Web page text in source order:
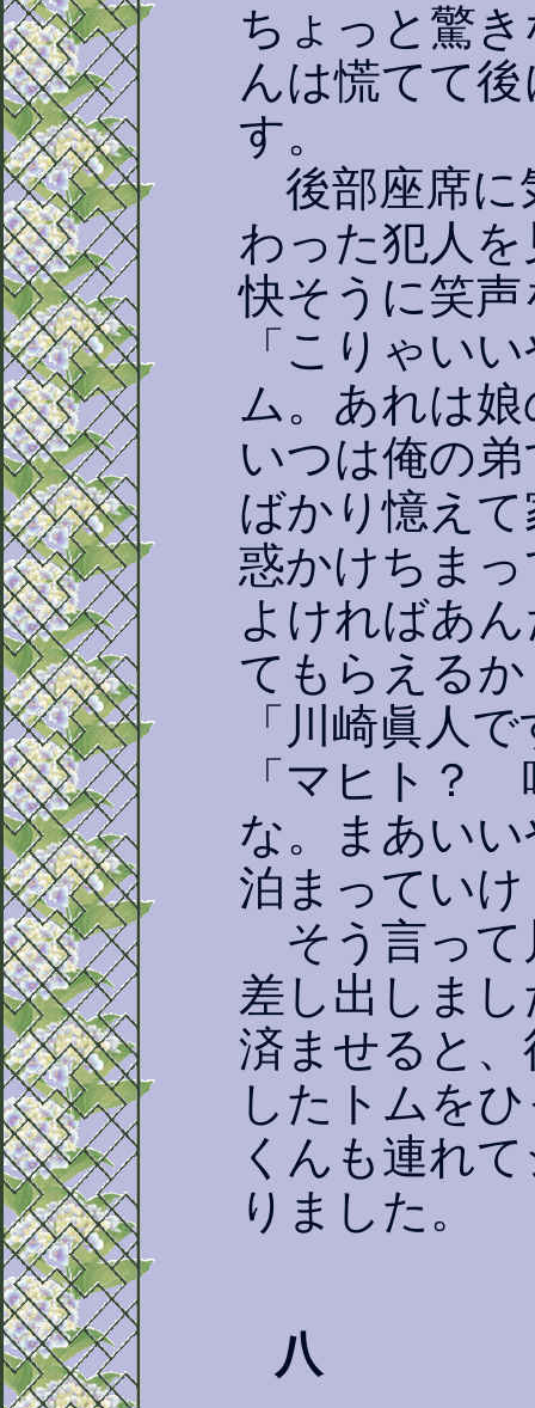
ちょっと驚
んは慌てて
す。
後部座席に
わった犯人
快そうに笑
「こりゃい
ム。あれは
いつは俺の
ばかり憶え
惑かけちま
よければあ
てもらえる
「川崎眞人
「マヒト？
な。まあい
泊まっていけ
そう言って
差し出しま
済ませると
したトムを
くんも連れ
りました。
八